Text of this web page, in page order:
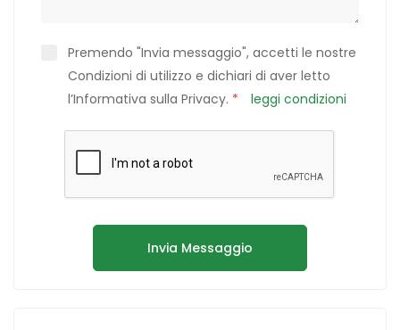
Premendo "Invia messaggio", accetti le nostre
Condizioni di utilizzo e dichiari di aver letto
l’Informativa sulla Privacy. * leggi condizioni
Invia Messaggio